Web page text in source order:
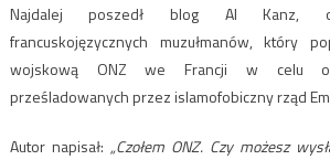
Najdalej poszedł blog Al Kanz,
francuskojęzycznych muzułmanów, który
wojskową ONZ we Francji w celu
prześladowanych przez islamofobiczny rząd
Autor napisał: „Czołem ONZ. Czy możesz